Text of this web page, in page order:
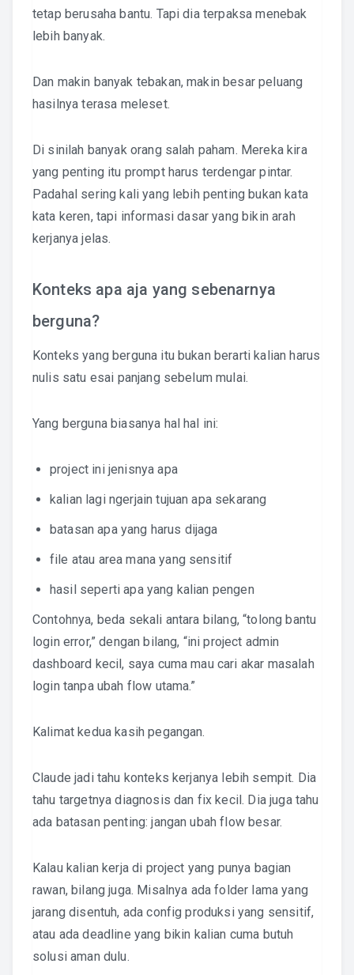
tetap berusaha bantu. Tapi dia terpaksa menebak
lebih banyak.
Dan makin banyak tebakan, makin besar peluang
hasilnya terasa meleset.
Di sinilah banyak orang salah paham. Mereka kira
yang penting itu prompt harus terdengar pintar.
Padahal sering kali yang lebih penting bukan kata
kata keren, tapi informasi dasar yang bikin arah
kerjanya jelas.
Konteks apa aja yang sebenarnya
berguna?
Konteks yang berguna itu bukan berarti kalian harus
nulis satu esai panjang sebelum mulai.
Yang berguna biasanya hal hal ini:
project ini jenisnya apa
kalian lagi ngerjain tujuan apa sekarang
batasan apa yang harus dijaga
file atau area mana yang sensitif
hasil seperti apa yang kalian pengen
Contohnya, beda sekali antara bilang, “tolong bantu
login error,” dengan bilang, “ini project admin
dashboard kecil, saya cuma mau cari akar masalah
login tanpa ubah flow utama.”
Kalimat kedua kasih pegangan.
Claude jadi tahu konteks kerjanya lebih sempit. Dia
tahu targetnya diagnosis dan fix kecil. Dia juga tahu
ada batasan penting: jangan ubah flow besar.
Kalau kalian kerja di project yang punya bagian
rawan, bilang juga. Misalnya ada folder lama yang
jarang disentuh, ada config produksi yang sensitif,
atau ada deadline yang bikin kalian cuma butuh
solusi aman dulu.